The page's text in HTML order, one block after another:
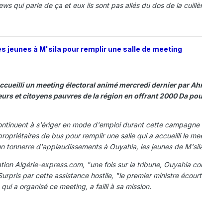
qui parle de ça et eux ils sont pas allés du dos de la
jeunes à M'sila pour remplir une salle de meeting
un meeting électoral animé mercredi dernier par
et citoyens pauvres de la région en offrant 2000 Da
à s'ériger en mode d'emploi durant cette
de bus pour remplir une salle qui a accueilli le
tonnerre d'applaudissements à Ouyahia, les jeunes de
Algérie-express.com, "une fois sur la tribune, Ouyahia
par cette assistance hostile, "le premier ministre
a organisé ce meeting, a failli à sa mission.